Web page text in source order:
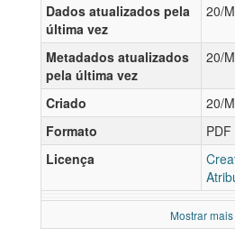
Dados atualizados pela
última vez
20/
Metadados atualizados
pela última vez
20/
Criado
20/
Formato
PDF
Licença
Mostrar mais